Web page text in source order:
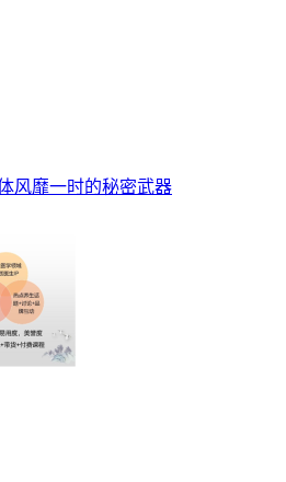
风靡一时的秘密武器